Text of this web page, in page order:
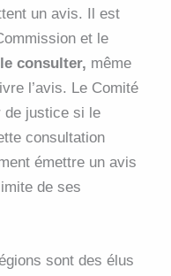
un avis. Il est
et le
consulter, même
l’avis. Le Comité
de justice si le
consultation
émettre un avis
de ses
sont des élus